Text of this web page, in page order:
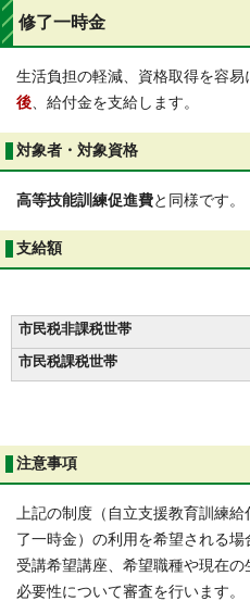
修了一時金
生活負担の軽減、資格取得を容易
後 、給付金を支給します。
対象者・対象資格
高等技能訓練促進費と同様です。
支給額
市民税非課税世帯
市民税課税世帯
注意事項
上記の制度（自立支援教育訓練
了一時金）の利用を希望される場
受講希望講座、希望職種や現在
必要性について審査を行います。